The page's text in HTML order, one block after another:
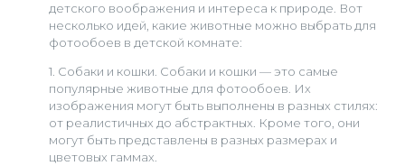
детского воображения и интереса к природе. Вот
несколько идей, какие животные можно выбрать для
фотообоев в детской комнате:
1. Собаки и кошки. Собаки и кошки — это самые
популярные животные для фотообоев. Их
изображения могут быть выполнены в разных стилях:
от реалистичных до абстрактных. Кроме того, они
могут быть представлены в разных размерах и
цветовых гаммах.